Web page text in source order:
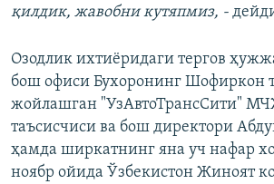
қилдик, жавобни кутяпмиз, -
Озодлик ихтиёридаги тергов
бош офиси Бухоронинг Шофиркон
жойлашган "УзАвтоТрансСити"
таъсисчиси ва бош директори
ҳамда ширкатнинг яна уч нафар
ноябр ойида Ўзбекистон Жиноят